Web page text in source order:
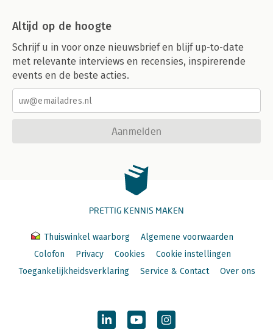
Altijd op de hoogte
Schrijf u in voor onze nieuwsbrief en blijf up-to-date
met relevante interviews en recensies, inspirerende
events en de beste acties.
Aanmelden
PRETTIG KENNIS MAKEN
Thuiswinkel waarborg
Algemene voorwaarden
Colofon
Privacy Cookies
Cookie instellingen
Toegankelijkheidsverklaring
Service & Contact Over ons